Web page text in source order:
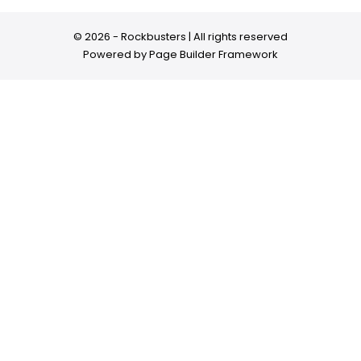
© 2026 - Rockbusters | All rights reserved
Powered byPage Builder Framework